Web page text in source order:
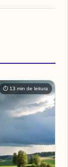
⏱ 13 min de leitura